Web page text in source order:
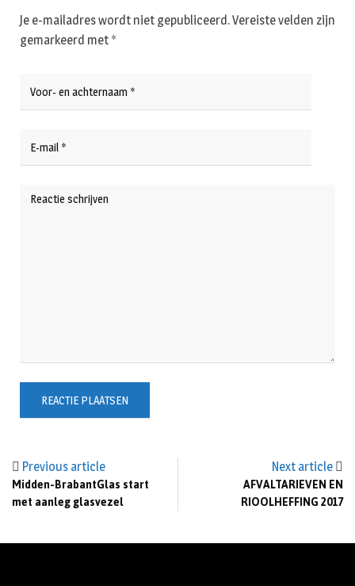
Previous article
Midden-BrabantGlas start
met aanleg glasvezel
Next article
AFVALTARIEVEN EN
RIOOLHEFFING 2017
Je e-mailadres wordt niet gepubliceerd.Vereiste velden zijn
gemarkeerd met *